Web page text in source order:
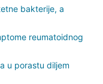
bakterije, a
reumatoidnog
u porastu diljem